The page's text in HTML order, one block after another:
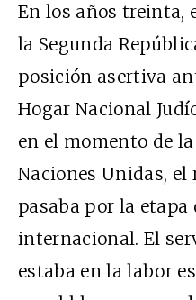
En los años treinta,
la Segunda
posición asertiva
Hogar Nacional
en el momento de
Naciones Unidas, el
pasaba por la
internacional. El
estaba en la labor